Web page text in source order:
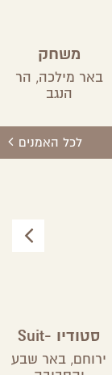
משחק
הבריחה
המדברי
באר מילכה, הר
הנגב
לכל האמנים
סטודיו Suit-
Caseירוחם, באר שבע